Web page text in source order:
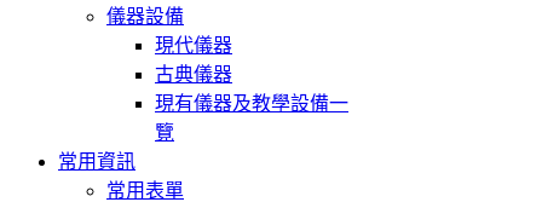
儀器設備
現代儀器
古典儀器
現有儀器及教學設備一
覽
常用資訊
常用表單